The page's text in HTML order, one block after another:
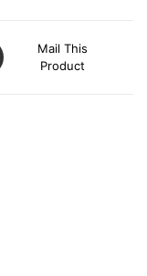
Mail This
Product